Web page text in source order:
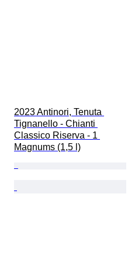
2023 Antinori, Tenuta
Tignanello - Chianti
Classico Riserva - 1
Magnums (1,5 l)